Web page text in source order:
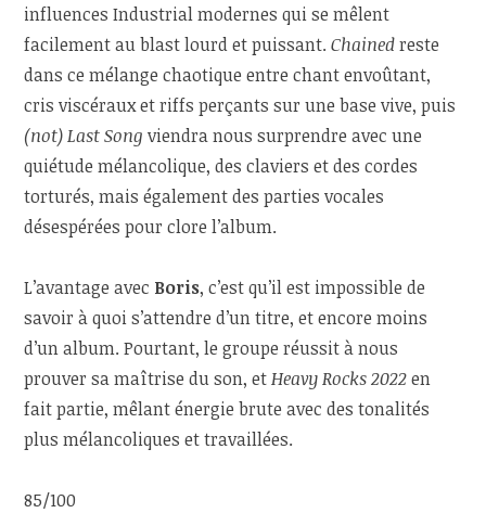
influences Industrial modernes qui se mêlent
facilement au blast lourd et puissant.Chainedreste
dans ce mélange chaotique entre chant envoûtant,
cris viscéraux et riffs perçants sur une base vive, puis
(not) Last Song viendra nous surprendre avec une
quiétude mélancolique, des claviers et des cordes
torturés, mais également des parties vocales
désespérées pour clore l’album.
L’avantage avec Boris, c’est qu’il est impossible de
savoir à quoi s’attendre d’un titre, et encore moins
d’un album. Pourtant, le groupe réussit à nous
prouver sa maîtrise du son, etHeavy Rocks 2022en
fait partie, mêlant énergie brute avec des tonalités
plus mélancoliques et travaillées.
85/100